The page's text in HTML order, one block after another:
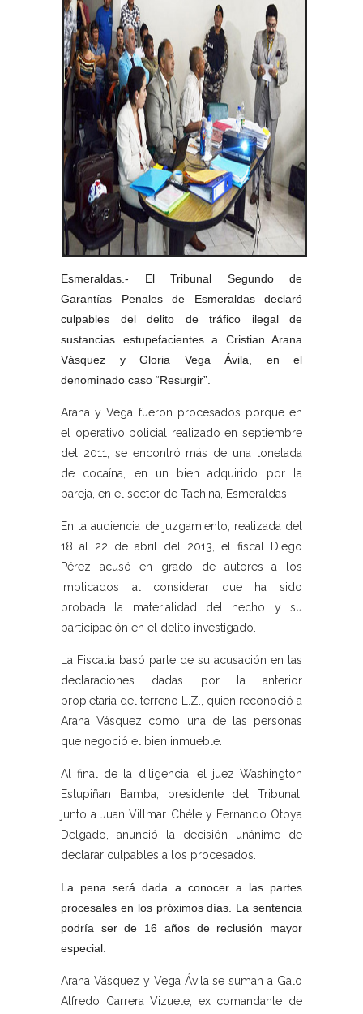
Esmeraldas.- El Tribunal Segundo de
Garantías Penales de Esmeraldas declaró
culpables del delito de tráfico ilegal de
sustancias estupefacientes a Cristian Arana
Vásquez y Gloria Vega Ávila, en el
denominado caso “Resurgir”.
Arana y Vega fueron procesados porque en
el operativo policial realizado en septiembre
del 2011, se encontró más de una tonelada
de cocaína, en un bien adquirido por la
pareja, en el sector de Tachina, Esmeraldas.
En la audiencia de juzgamiento, realizada del
18 al 22 de abril del 2013, el fiscal Diego
Pérez acusó en grado de autores a los
implicados al considerar que ha sido
probada la materialidad del hecho y su
participación en el delito investigado.
La Fiscalía basó parte de su acusación en las
declaraciones dadas por la anterior
propietaria del terreno L.Z., quien reconoció a
Arana Vásquez como una de las personas
que negoció el bien inmueble.
Al final de la diligencia, el juez Washington
Estupiñan Bamba, presidente del Tribunal,
junto a Juan Villmar Chéle y Fernando Otoya
Delgado, anunció la decisión unánime de
declarar culpables a los procesados.
La pena será dada a conocer a las partes
procesales en los próximos días. La sentencia
podría ser de 16 años de reclusión mayor
especial.
Arana Vásquez y Vega Ávila se suman a Galo
Alfredo Carrera Vizuete, ex comandante de